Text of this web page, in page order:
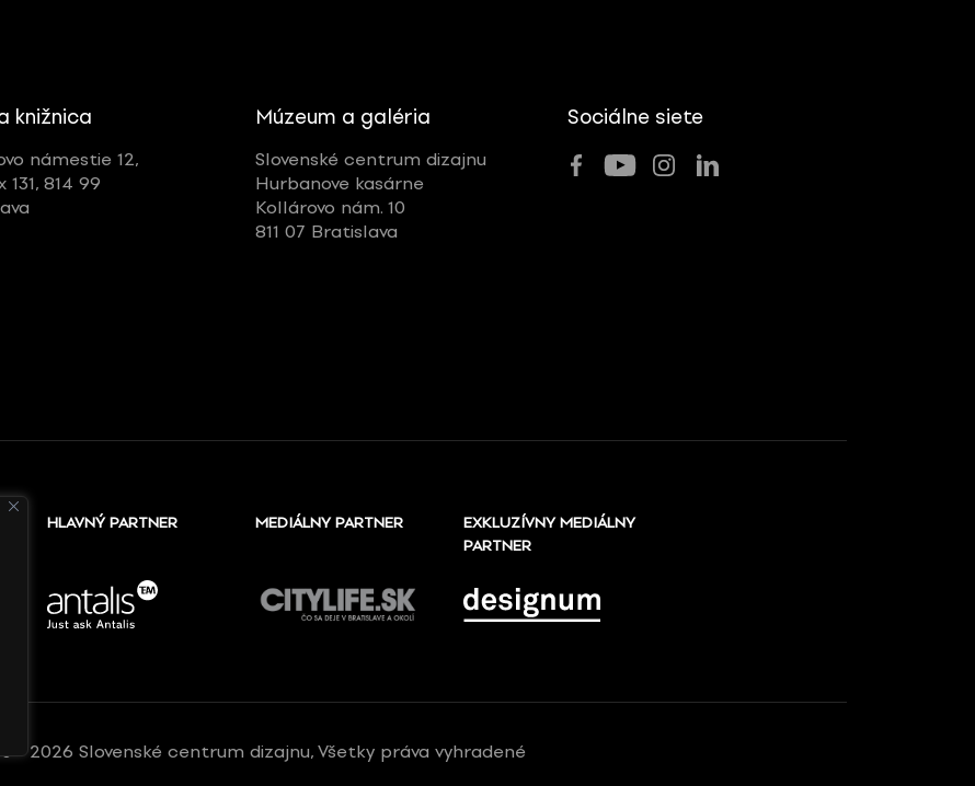
knižnica
námestie 12,
131, 814 99
Múzeum a galéria
Slovenské centrum dizajnu
Hurbanove kasárne
Kollárovo nám. 10
811 07 Bratislava
Sociálne siete
HLAVNÝ PARTNER MEDIÁLNY PARTNER
EXKLUZÍVNY MEDIÁLNY
PARTNER
- 2026 Slovenské centrum dizajnu, Všetky práva vyhradené